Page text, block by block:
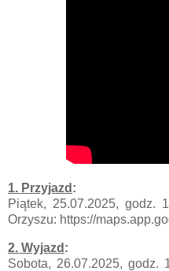
1. Przyjazd :
Piątek, 25.07.2025, godz.
Orzyszu: https://
2. Wyjazd :
Sobota, 26.07.2025, godz.